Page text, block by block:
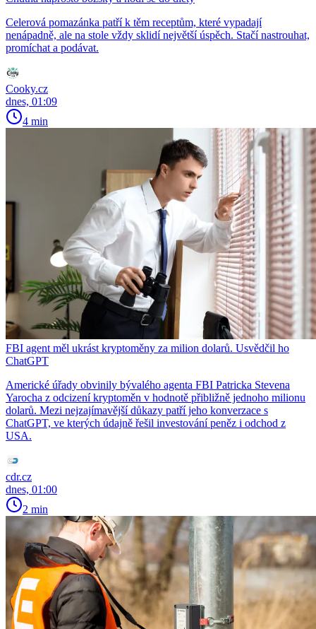
Celerová pomazánka patří k těm receptům, které vypadají
nenápadně, ale na stole vždy sklidí největší úspěch. Stačí nastrouhat,
promíchat a podávat.
Cooky.cz
dnes, 01:09
4 min
FBI agent měl ukrást kryptoměny za milion dolarů. Usvědčil ho
ChatGPT
Americké úřady obvinily bývalého agenta FBI Patricka Stevena
Yarocha z odcizení kryptoměn v hodnotě přibližně jednoho milionu
dolarů. Mezi nejzajímavější důkazy patří jeho konverzace s
ChatGPT, ve kterých údajně řešil investování peněz i odchod z
USA.
cdr.cz
dnes, 01:00
2 min